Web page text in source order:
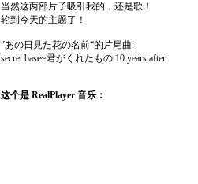
当然这两部片子吸引我的，还是歌！
轮到今天的主题了！
”あの日見た花の名前“的片尾曲:
secret base~君がくれたもの 10 years after
这个是 RealPlayer 音乐：